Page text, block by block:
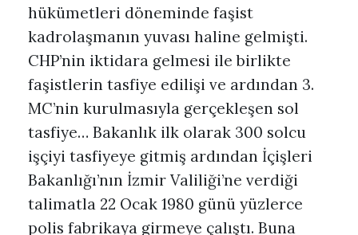
hükümetleri döneminde faşist
kadrolaşmanın yuvası haline gelmişti.
CHP’nin iktidara gelmesi ile birlikte
faşistlerin tasfiye edilişi ve ardından 3.
MC’nin kurulmasıyla gerçekleşen sol
tasfiye… Bakanlık ilk olarak 300 solcu
işçiyi tasfiyeye gitmiş ardından İçişleri
Bakanlığı’nın İzmir Valiliği’ne verdiği
talimatla 22 Ocak 1980 günü yüzlerce
polis fabrikaya girmeye çalıştı. Buna